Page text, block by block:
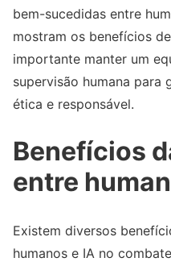
bem-sucedidas entre
mostram os benefícios
importante manter um
supervisão humana para
ética e responsável.
Benefícios
entre
Existem diversos
humanos e IA no